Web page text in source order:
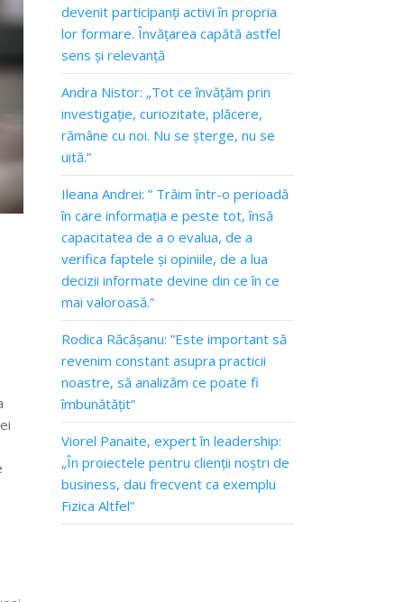
devenit participanți activi în propria
lor formare. Învățarea capătă astfel
sens și relevanță
Andra Nistor: „Tot ce învățăm prin
investigație, curiozitate, plăcere,
rămâne cu noi. Nu se șterge, nu se
uită.”
Ileana Andrei: ” Trăim într-o perioadă
în care informația e peste tot, însă
capacitatea de a o evalua, de a
verifica faptele și opiniile, de a lua
decizii informate devine din ce în ce
mai valoroasă.”
Rodica Răcășanu: ”Este important să
revenim constant asupra practicii
noastre, să analizăm ce poate fi
îmbunătățit”
Viorel Panaite, expert în leadership:
„În proiectele pentru clienții noștri de
business, dau frecvent ca exemplu
Fizica Altfel”